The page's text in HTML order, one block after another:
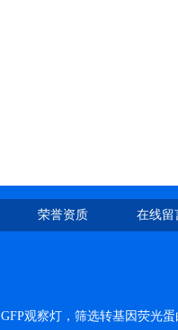
荣誉资质 在线留
观察灯，筛选转基因荧光